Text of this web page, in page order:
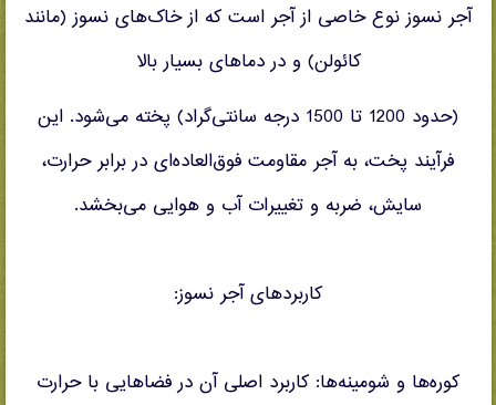
آجر نسوز نوع خاصی از آجر است که از خاک‌های نسوز (مانند
کائولن) و در دماهای بسیار بالا
(حدود 1200 تا 1500 درجه سانتی‌گراد) پخته می‌شود. این
فرآیند پخت، به آجر مقاومت فوق‌العاده‌ای در برابر حرارت،
سایش، ضربه و تغییرات آب و هوایی می‌بخشد.
کاربردهای آجر نسوز:
کوره‌ها و شومینه‌ها: کاربرد اصلی آن در فضاهایی با حرارت